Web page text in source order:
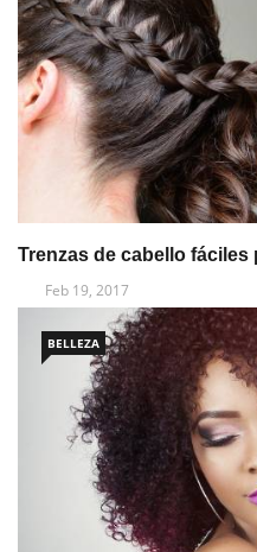
Trenzas de cabello
Feb 19, 2017
BELLEZA